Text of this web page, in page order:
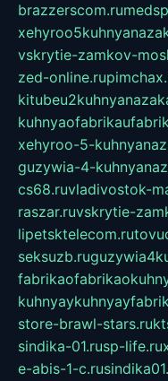
brazzerscom.ru
vskrytie-zamkov-
zed-online.ru
xehyroo-5-
guzywia-4-
cs68.ruvladivostok-
raszar.ruvskrytie-
lipetsktelecom.ru
seksuzb.ru
store-brawl-stars.ru
sindika-01.rusp-life.ru
e-abis-1-c.ru